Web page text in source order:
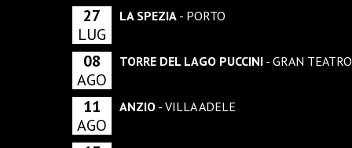
27
LUG
LA SPEZIA - PORTO
08
AGO
TORRE DEL LAGO PUCCINI - GRAN
11
AGO
ANZIO - VILLA ADELE